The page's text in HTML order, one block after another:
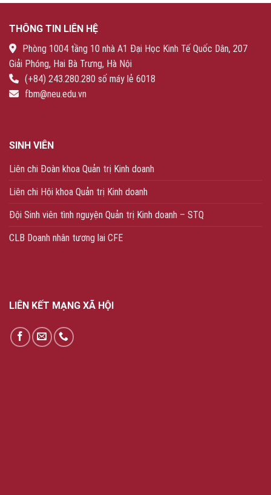
THÔNG TIN LIÊN HỆ
Phòng 1004 tầng 10 nhà A1 Đại Học Kinh Tế Quốc Dân, 207
Giải Phóng, Hai Bà Trưng, Hà Nội
(+84) 243.280.280 số máy lẻ 6018
fbm@neu.edu.vn
SINH VIÊN
Liên chi Đoàn khoa Quản trị Kinh doanh
Liên chi Hội khoa Quản trị Kinh doanh
Đội Sinh viên tình nguyện Quản trị Kinh doanh – STQ
CLB Doanh nhân tương lai CFE
LIÊN KẾT MẠNG XÃ HỘI